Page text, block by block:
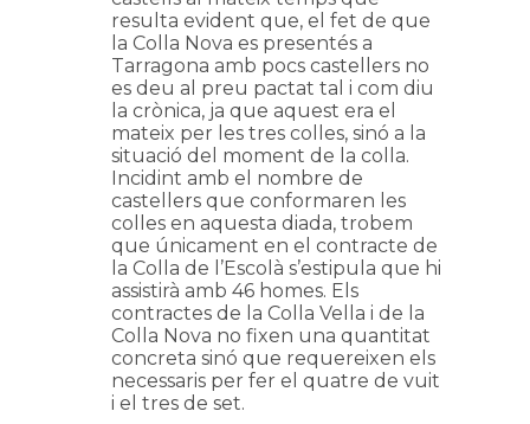
resulta evident que, el fet de que
la Colla Nova es presentés a
Tarragona amb pocs castellers no
es deu al preu pactat tal i com diu
la crònica, ja que aquest era el
mateix per les tres colles, sinó a la
situació del moment de la colla.
Incidint amb el nombre de
castellers que conformaren les
colles en aquesta diada, trobem
que únicament en el contracte de
la Colla de l’Escolà s’estipula que hi
assistirà amb 46 homes. Els
contractes de la Colla Vella i de la
Colla Nova no fixen una quantitat
concreta sinó que requereixen els
necessaris per fer el quatre de vuit
i el tres de set.